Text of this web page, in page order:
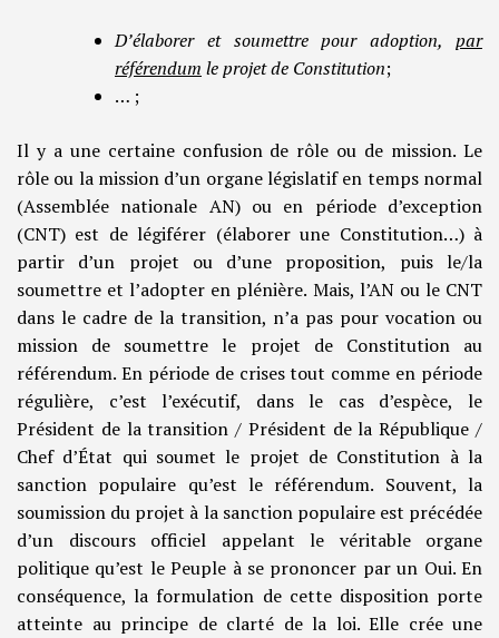
D’élaborer et soumettre pour adoption, par
référendum le projet de Constitution;
… ;
Il y a une certaine confusion de rôle ou de mission. Le
rôle ou la mission d’un organe législatif en temps normal
(Assemblée nationale AN) ou en période d’exception
(CNT) est de légiférer (élaborer une Constitution…) à
partir d’un projet ou d’une proposition, puis le/la
soumettre et l’adopter en plénière. Mais, l’AN ou le CNT
dans le cadre de la transition, n’a pas pour vocation ou
mission de soumettre le projet de Constitution au
référendum. En période de crises tout comme en période
régulière, c’est l’exécutif, dans le cas d’espèce, le
Président de la transition / Président de la République /
Chef d’État qui soumet le projet de Constitution à la
sanction populaire qu’est le référendum. Souvent, la
soumission du projet à la sanction populaire est précédée
d’un discours officiel appelant le véritable organe
politique qu’est le Peuple à se prononcer par un Oui. En
conséquence, la formulation de cette disposition porte
atteinte au principe de clarté de la loi. Elle crée une